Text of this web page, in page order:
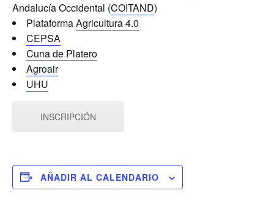
Andalucía Occidental (COITAND)
PlataformaAgricultura 4.0
CEPSA
Cuna de Platero
Agroair
UHU
INSCRIPCIÓN
AÑADIR AL CALENDARIO